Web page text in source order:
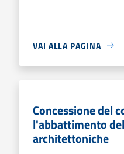
VAI ALLA PAGINA
Concessione del
l'abbattimento
architettoniche